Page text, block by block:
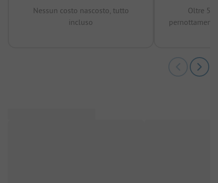
Nessun costo nascosto, tutto
incluso
Oltre